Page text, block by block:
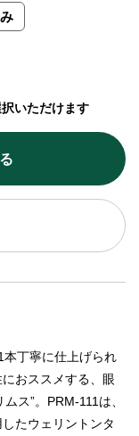
いただけます
丁寧に仕上げられ
おススメする、眼
ス”。PRM-111は、
たウェリントンタ